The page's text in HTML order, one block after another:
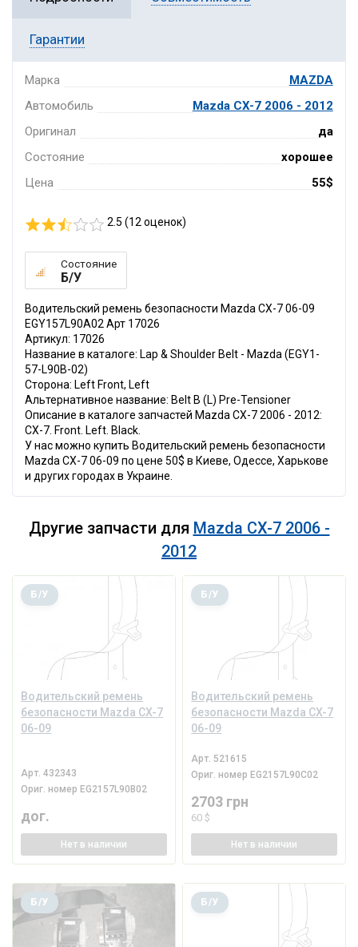
Гарантии
Марка
MAZDA
Автомобиль
Mazda CX-7 2006 - 2012
Оригинал
да
Состояние
хорошее
Цена
55$
2.5 (12оценок)
Состояние
Б/У
Водительский ремень безопасности Mazda CX-7 06-09
EGY157L90A02 Арт 17026
Артикул: 17026
Название в каталоге: Lap & Shoulder Belt - Mazda (EGY1-
57-L90B-02)
Сторона: Left Front, Left
Альтернативное название: Belt B (L) Pre-Tensioner
Описание в каталоге запчастей Mazda CX-7 2006 - 2012:
CX-7. Front. Left. Black.
У нас можно купить Водительский ремень безопасности
Mazda CX-7 06-09 по цене 50$ в Киеве, Одессе, Харькове
и других городах в Украине.
Другие запчасти для Mazda CX-7 2006 -
2012
Водительский ремень
безопасности Mazda CX-7
06-09
Б/У
Арт.432343
Ориг. номер EG2157L90B02
дог.
Нет в наличии
Водительский ремень
безопасности Mazda CX-7
06-09
Б/У
Арт. 521615
Ориг. номер EG2157L90C02
2703 грн
60 $
Нет в наличии
Б/У Б/У